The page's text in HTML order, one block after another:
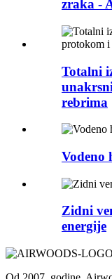
zraka -
Totalni
rebrima
Vodeno
Zidni
energije